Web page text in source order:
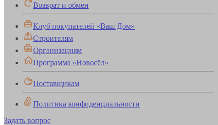
Возврат и обмен
Клуб покупателей «Ваш Дом»
Строителям
Организациям
Программа «Новосёл»
Поставщикам
Политика конфиденциальности
Задать вопрос